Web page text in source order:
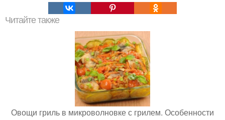
Читайте также
Овощи гриль в микроволновке с грилем. Особенности